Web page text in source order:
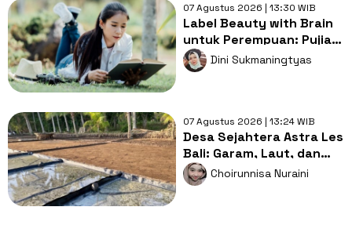
07 Agustus 2026 | 13:30 WIB
Label Beauty with Brain
untuk Perempuan: Pujian
atau Warisan Stereotip?
Dini Sukmaningtyas
07 Agustus 2026 | 13:24 WIB
Desa Sejahtera Astra Les
Bali: Garam, Laut, dan
Masa Depan
Berkelanjutan
Choirunnisa Nuraini